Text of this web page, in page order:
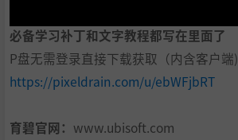
必备学习补丁和文字教程都写在里面了
P盘无需登录直接下载获取（内含客户端)
https://pixeldrain.com/u/ebWFjbRT
育碧官网： www.ubisoft.com